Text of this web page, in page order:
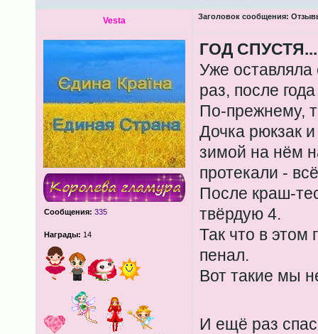
Vesta Заголовок сообщения:
Сообщения: 335
Награды: 14
ГОД СПУСТЯ...
Уже
раз, после
По-прежнему,
Дочка рюкзак
зимой на нём
протекали -
После краш-
твёрдую 4.
Так что в этом
пенал.
Вот такие мы
И ещё раз